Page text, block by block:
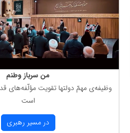
من سرباز وطنم
وظیفه‌ی مهمّ دولتها تقویت مؤلّفه‌های
است
در مسیر رهبری